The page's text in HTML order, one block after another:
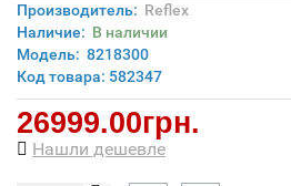
Производитель: Reflex
Наличие: В наличии
Модель: 8218300
Код товара: 582347
26999.00грн.
Нашли дешевле